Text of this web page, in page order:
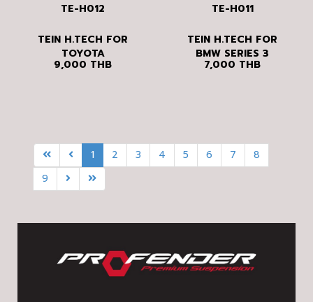
TE-H012
TEIN H.TECH FOR
TOYOTA
FORTUNER
9,000 THB
TE-H011
TEIN H.TECH FOR
BMW SERIES 3
(E90)
7,000 THB
1 2 3 4 5 6 7
8
9